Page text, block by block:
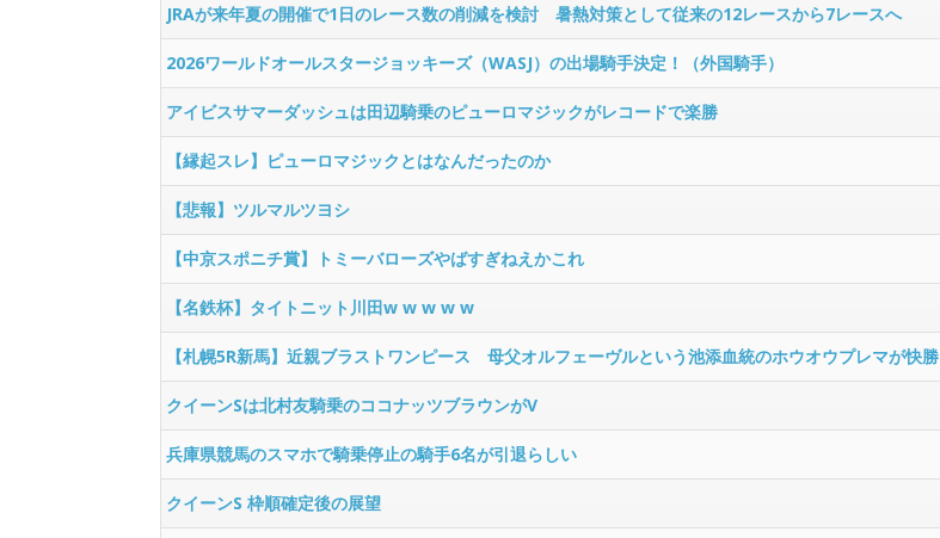
JRAが来年夏の開催で1日のレース数の削減を検討 暑熱対策として従来の12レースから7レースへ
2026ワールドオールスタージョッキーズ（WASJ）の出場騎手決定！（外国騎手）
アイビスサマーダッシュは田辺騎乗のピューロマジックがレコードで楽勝
【縁起スレ】ピューロマジックとはなんだったのか
【悲報】ツルマルツヨシ
【中京スポニチ賞】トミーバローズやばすぎねえかこれ
【名鉄杯】タイトニット川田w w w w w
【札幌5R新馬】近親ブラストワンピース 母父オルフェーヴルという池添血統のホウオウプレマが快勝
クイーンSは北村友騎乗のココナッツブラウンがV
兵庫県競馬のスマホで騎乗停止の騎手6名が引退らしい
クイーンS 枠順確定後の展望